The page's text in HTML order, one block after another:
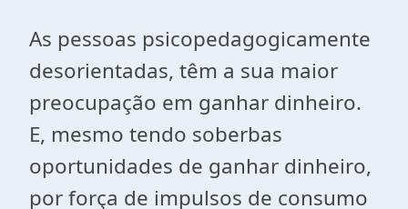
As pessoas psicopedagogicamente
desorientadas, têm a sua maior
preocupação em ganhar dinheiro.
E, mesmo tendo soberbas
oportunidades de ganhar dinheiro,
por força de impulsos de consumo